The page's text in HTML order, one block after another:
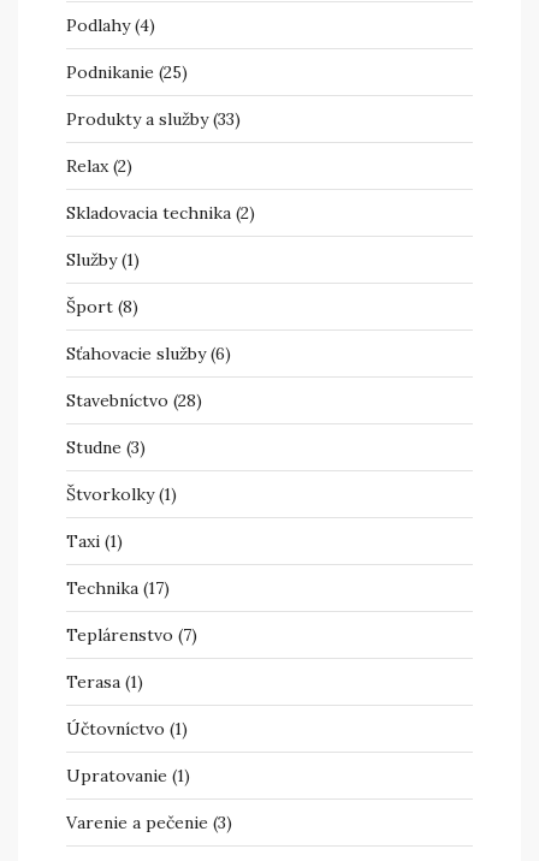
Podlahy(4)
Podnikanie (25)
Produkty a služby(33)
Relax(2)
Skladovacia technika (2)
Služby(1)
Šport (8)
Sťahovacie služby(6)
Stavebníctvo (28)
Studne (3)
Štvorkolky(1)
Taxi (1)
Technika (17)
Teplárenstvo (7)
Terasa (1)
Účtovníctvo (1)
Upratovanie (1)
Varenie a pečenie (3)